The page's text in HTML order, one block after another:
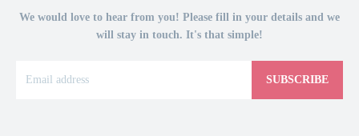
We would love to hear from you! Please fill in your details and we
will stay in touch. It's that simple!
SUBSCRIBE